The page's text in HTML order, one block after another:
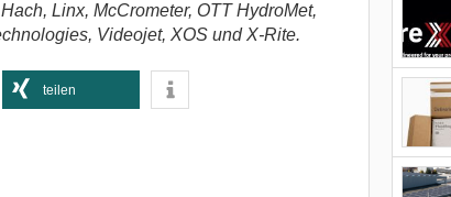
Linx, McCrometer, OTT HydroMet,
Videojet, XOS und X-Rite.
teilen